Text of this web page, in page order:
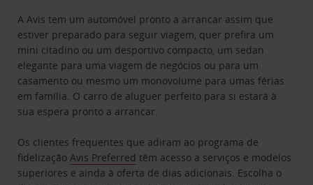
A Avis tem um automóvel pronto a arrancar assim que
estiver preparado para seguir viagem, quer prefira um
mini citadino ou um desportivo compacto, um sedan
elegante para uma viagem de negócios ou para um
casamento ou mesmo um monovolume para umas férias
em família. O carro de aluguer perfeito para si estará à
sua espera pronto a arrancar.
Os clientes frequentes que adiram ao programa de
fidelizaçãoAvis Preferred têm acesso a serviços e modelos
superiores e ainda à oferta de dias adicionais. Escolha o